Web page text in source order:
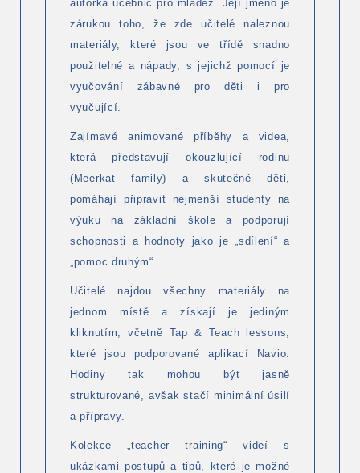
autorka učebnic pro mládež. Její jméno je
zárukou toho, že zde učitelé naleznou
materiály, které jsou ve třídě snadno
použitelné a nápady, s jejichž pomocí je
vyučování zábavné pro děti i pro
vyučující.
Zajímavé animované příběhy a videa,
která představují okouzlující rodinu
(Meerkat family) a skutečné děti,
pomáhají připravit nejmenší studenty na
výuku na základní škole a podporují
schopnosti a hodnoty jako je „sdílení“ a
„pomoc druhým“.
Učitelé najdou všechny materiály na
jednom místě a získají je jediným
kliknutím, včetně Tap & Teach lessons,
které jsou podporované aplikací Navio.
Hodiny tak mohou být jasně
strukturované, avšak stačí minimální úsilí
a přípravy.
Kolekce „teacher training“ videí s
ukázkami postupů a tipů, které je možné